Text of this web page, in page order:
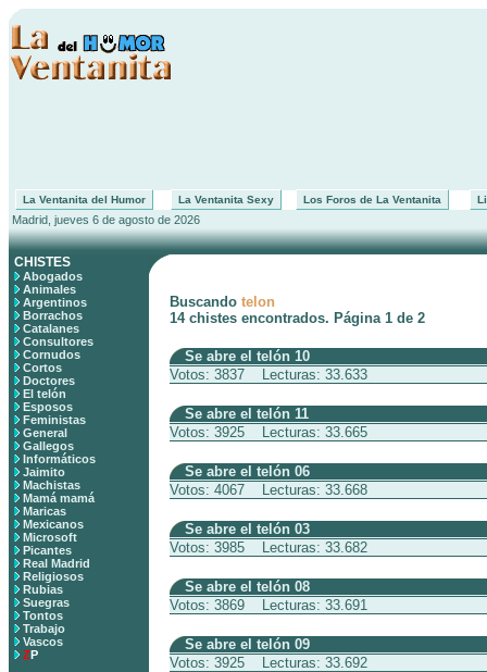
La Ventanita del Humor La Ventanita Sexy Los Foros de La Ventanita
Madrid, jueves 6 de agosto de 2026
CHISTES
Abogados
Animales
Argentinos
Borrachos
Catalanes
Consultores
Cornudos
Cortos
Doctores
El telón
Esposos
Feministas
General
Gallegos
Informáticos
Jaimito
Machistas
Mamá mamá
Maricas
Mexicanos
Microsoft
Picantes
Real Madrid
Religiosos
Rubias
Suegras
Tontos
Trabajo
Vascos
ZP
Buscando telon
14 chistes encontrados. Página 1 de 2
Se abre el telón 10
Votos: 3837 Lecturas: 33.633
Se abre el telón 11
Votos: 3925 Lecturas: 33.665
Se abre el telón 06
Votos: 4067 Lecturas: 33.668
Se abre el telón 03
Votos: 3985 Lecturas: 33.682
Se abre el telón 08
Votos: 3869 Lecturas: 33.691
Se abre el telón 09
Votos: 3925 Lecturas: 33.692